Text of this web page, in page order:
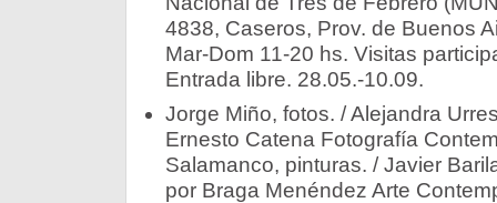
4838, Caseros, Prov. de Buenos
Mar-Dom 11-20 hs. Visitas
Entrada libre. 28.05.-10.09.
Jorge Miño, fotos. / Alejandra
Ernesto Catena Fotografía
Salamanco, pinturas. / Javier
por Braga Menéndez Arte